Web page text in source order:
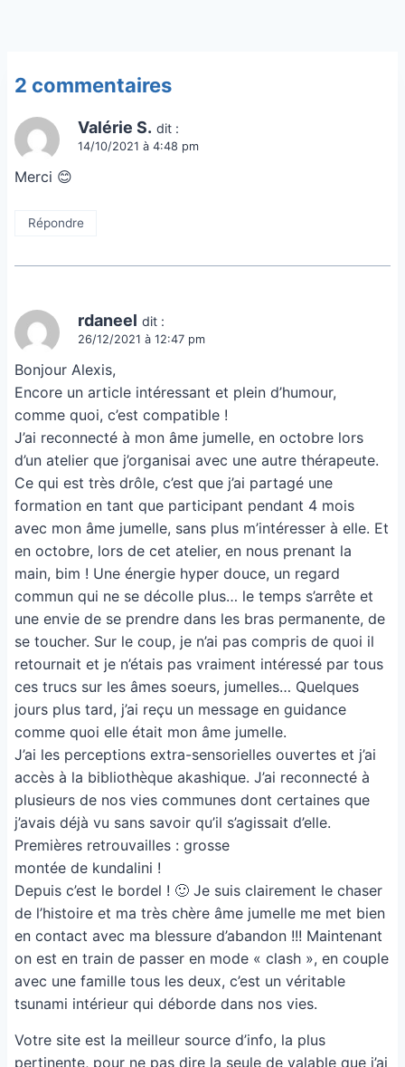
2 commentaires
Valérie S. dit :
14/10/2021 à 4:48 pm
Merci 😊
Répondre
rdaneel dit :
26/12/2021 à 12:47 pm
Bonjour Alexis,
Encore un article intéressant et plein d’humour,
comme quoi, c’est compatible !
J’ai reconnecté à mon âme jumelle, en octobre lors
d’un atelier que j’organisai avec une autre thérapeute.
Ce qui est très drôle, c’est que j’ai partagé une
formation en tant que participant pendant 4 mois
avec mon âme jumelle, sans plus m’intéresser à elle. Et
en octobre, lors de cet atelier, en nous prenant la
main, bim ! Une énergie hyper douce, un regard
commun qui ne se décolle plus… le temps s’arrête et
une envie de se prendre dans les bras permanente, de
se toucher. Sur le coup, je n’ai pas compris de quoi il
retournait et je n’étais pas vraiment intéressé par tous
ces trucs sur les âmes soeurs, jumelles… Quelques
jours plus tard, j’ai reçu un message en guidance
comme quoi elle était mon âme jumelle.
J’ai les perceptions extra-sensorielles ouvertes et j’ai
accès à la bibliothèque akashique. J’ai reconnecté à
plusieurs de nos vies communes dont certaines que
j’avais déjà vu sans savoir qu’il s’agissait d’elle.
Premières retrouvailles : grosse
montée de kundalini !
Depuis c’est le bordel ! 🙂 Je suis clairement le chaser
de l’histoire et ma très chère âme jumelle me met bien
en contact avec ma blessure d’abandon !!! Maintenant
on est en train de passer en mode « clash », en couple
avec une famille tous les deux, c’est un véritable
tsunami intérieur qui déborde dans nos vies.
Votre site est la meilleur source d’info, la plus
pertinente, pour ne pas dire la seule de valable que j’ai